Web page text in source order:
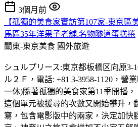
3個月前
【孤獨的美食家實訪第107家-東京區
馬區35年洋果子老舖.名物隧道蛋糕捲
關東-東京美食 國外旅遊
シュルプリース:東京都板橋区向原3-
ル２Ｆ，電話: +81 3-3958-1120，營
一休)隨著孤獨的美食家第11季開播，
這個單元被援尋的次數又開始攀升，
寫，包含電影版中的兩家，決定加快